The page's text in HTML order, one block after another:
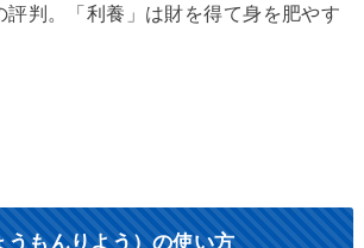
評判。「利養」は財を得て身を肥やす
うもんりよう）の使い方